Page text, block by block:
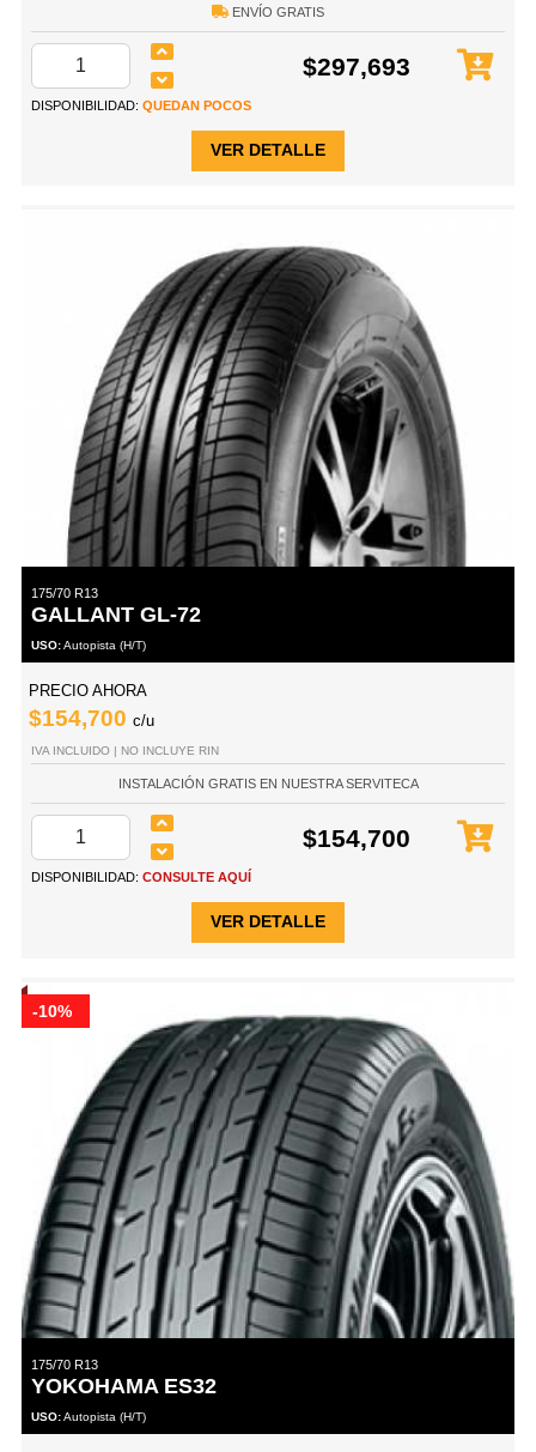
ENVÍO GRATIS
$297,693
DISPONIBILIDAD: QUEDAN POCOS
VER DETALLE
175/70 R13
GALLANT GL-72
USO:Autopista (H/T)
PRECIO AHORA
$154,700 c/u
IVA INCLUIDO | NO INCLUYE RIN
INSTALACIÓN GRATIS EN NUESTRA SERVITECA
$154,700
DISPONIBILIDAD: CONSULTE AQUÍ
VER DETALLE
-10%
175/70 R13
YOKOHAMA ES32
USO:Autopista (H/T)